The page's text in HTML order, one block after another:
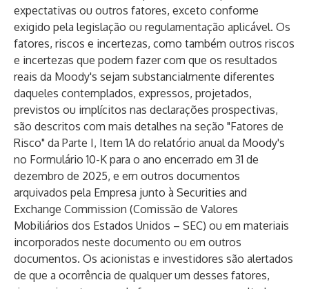
expectativas ou outros fatores, exceto conforme
exigido pela legislação ou regulamentação aplicável. Os
fatores, riscos e incertezas, como também outros riscos
e incertezas que podem fazer com que os resultados
reais da Moody's sejam substancialmente diferentes
daqueles contemplados, expressos, projetados,
previstos ou implícitos nas declarações prospectivas,
são descritos com mais detalhes na seção "Fatores de
Risco" da Parte I, Item 1A do relatório anual da Moody's
no Formulário 10-K para o ano encerrado em 31 de
dezembro de 2025, e em outros documentos
arquivados pela Empresa junto à Securities and
Exchange Commission (Comissão de Valores
Mobiliários dos Estados Unidos – SEC) ou em materiais
incorporados neste documento ou em outros
documentos. Os acionistas e investidores são alertados
de que a ocorrência de qualquer um desses fatores,